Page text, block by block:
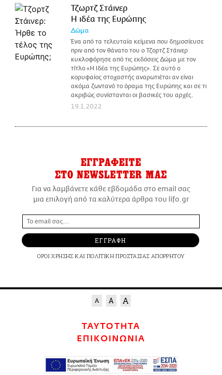
Τζωρτζ Στάινερ
H ιδέα της Ευρώπης
Δώμα
Ένα από τα τελευταία κείμενα που δημοσίευσε
πριν από τον θάνατο του ο Τζορτζ Στάινερ
κυκλοφόρησε από τις εκδόσεις Δώμα με τον
τίτλο «Η Ιδέα της Ευρώπης». Σε αυτό ο
κορυφαίος στοχαστής αναρωτιέται αν είναι
ακόμα ζωντανό το όραμα της Ευρώπης και σε τι
ακριβώς συνίστανται οι βασικές του αρχές.
19.1.2022
ΕΓΓΡΑΦΕΙΤΕ
ΣΤΟ NEWSLETTER ΜΑΣ
Για να λαμβάνετε κάθε εβδομάδα στο email σας
μια επιλογή από τα καλύτερα άρθρα του lifo.gr
ΕΓΓΡΑΦΗ
ΟΡΟΙ ΧΡΗΣΗΣ ΚΑΙ ΠΟΛΙΤΙΚΗ ΠΡΟΣΤΑΣΙΑΣ ΑΠΟΡΡΗΤΟΥ
ΤΑΥΤΟΤΗΤΑ
ΕΠΙΚΟΙΝΩΝΙΑ